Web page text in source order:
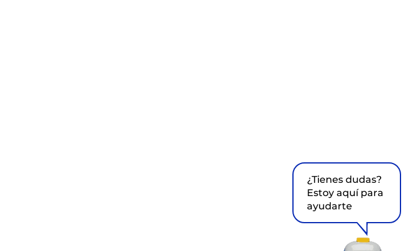
¿Tienes dudas?
Estoy aquí para
ayudarte